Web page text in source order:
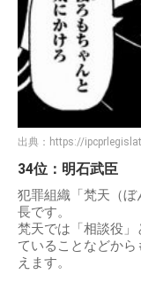
出典： https://
34位：明石武臣
犯罪組織「梵天（
長です。
梵天では「相談役
ていることなどか
えます。